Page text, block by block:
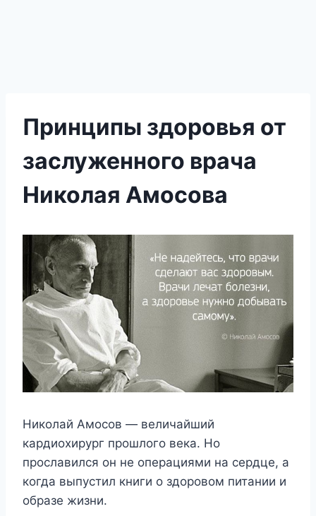
Принципы здоровья от
заслуженного врача
Николая Амосова
Николай Амосов — величайший
кардиохирург прошлого века. Но
прославился он не операциями на сердце, а
когда выпустил книги о здоровом питании и
образе жизни.